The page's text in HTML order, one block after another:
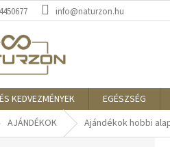
info@naturzon.hu
KEDVEZMÉNYEK EGÉSZSÉG
AJÁNDÉKOK Ajándékok hobbi